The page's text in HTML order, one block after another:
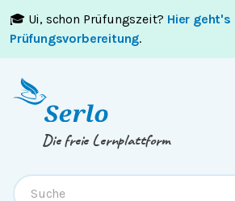
🎓 Ui, schon Prüfungszeit? Hier geht's
Prüfungsvorbereitung.
Springe zumInhaltoderFooter
Die freie Lernplattform